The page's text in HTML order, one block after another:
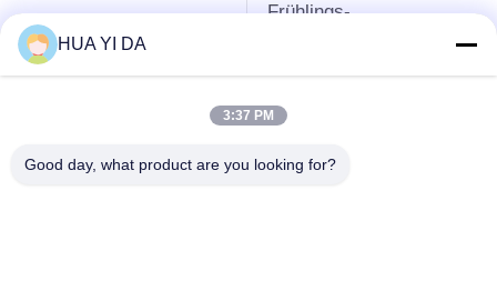
cnc-
Frühlingsmaschine
Frühlings-
Druckfeder-Maschine
Frühlings-
verbiegende
HUA YI DA
3:37 PM
Good day, what product are you looking for?